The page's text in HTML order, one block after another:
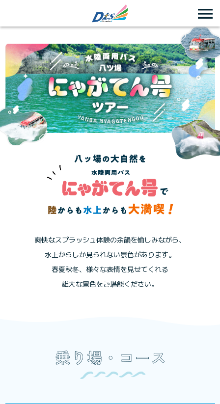
爽快なスプラッシュ体験の余韻を愉しみながら、
水上からしか見られない景色があります。
春夏秋冬、様々な表情を見せてくれる
雄大な景色をご堪能ください。